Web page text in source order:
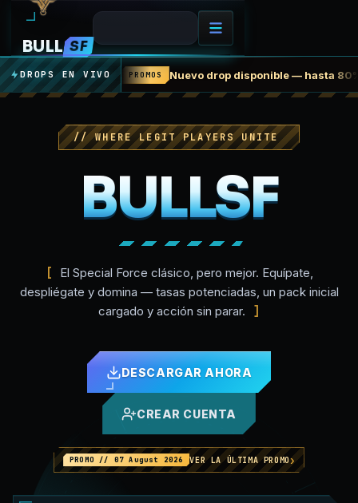
BULL SF
DROPS EN VIVO PROMOS Nuevo drop disponible — hasta
//WHERE LEGIT PLAYERS UNITE
BULLSF
El Special Force clásico, pero mejor. Equípate,
despliégate y domina — tasas potenciadas, un pack inicial
cargado y acción sin parar.
DESCARGAR AHORA
CREAR CUENTA
PROMO // 07 August 2026 VER LA ÚLTIMA PROMO›